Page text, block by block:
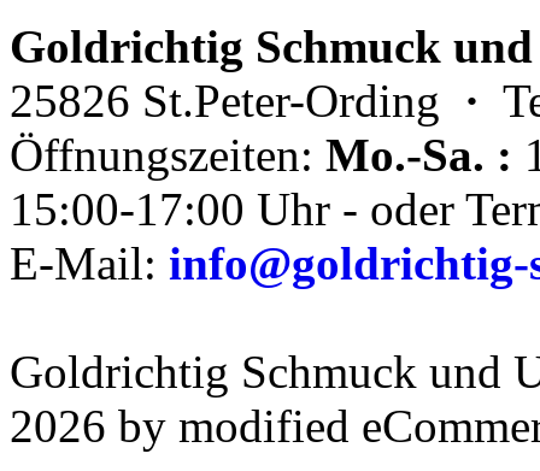
Goldrichtig Schmuck
25826 St.Peter-Ording ·
Öffnungszeiten: Mo.-Sa. :
15:00-17:00 Uhr - oder
E-Mail: info@goldrichtig-
Goldrichtig Schmuck und
2026 by modified